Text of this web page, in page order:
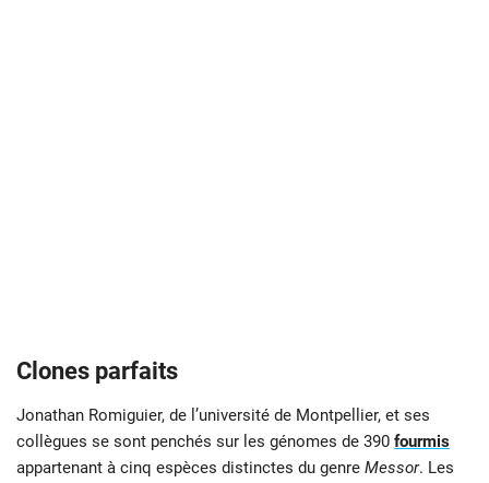
Clones parfaits
Jonathan Romiguier, de l’université de Montpellier, et ses
collègues se sont penchés sur les génomes de 390 fourmis
appartenant à cinq espèces distinctes du genre Messor. Les